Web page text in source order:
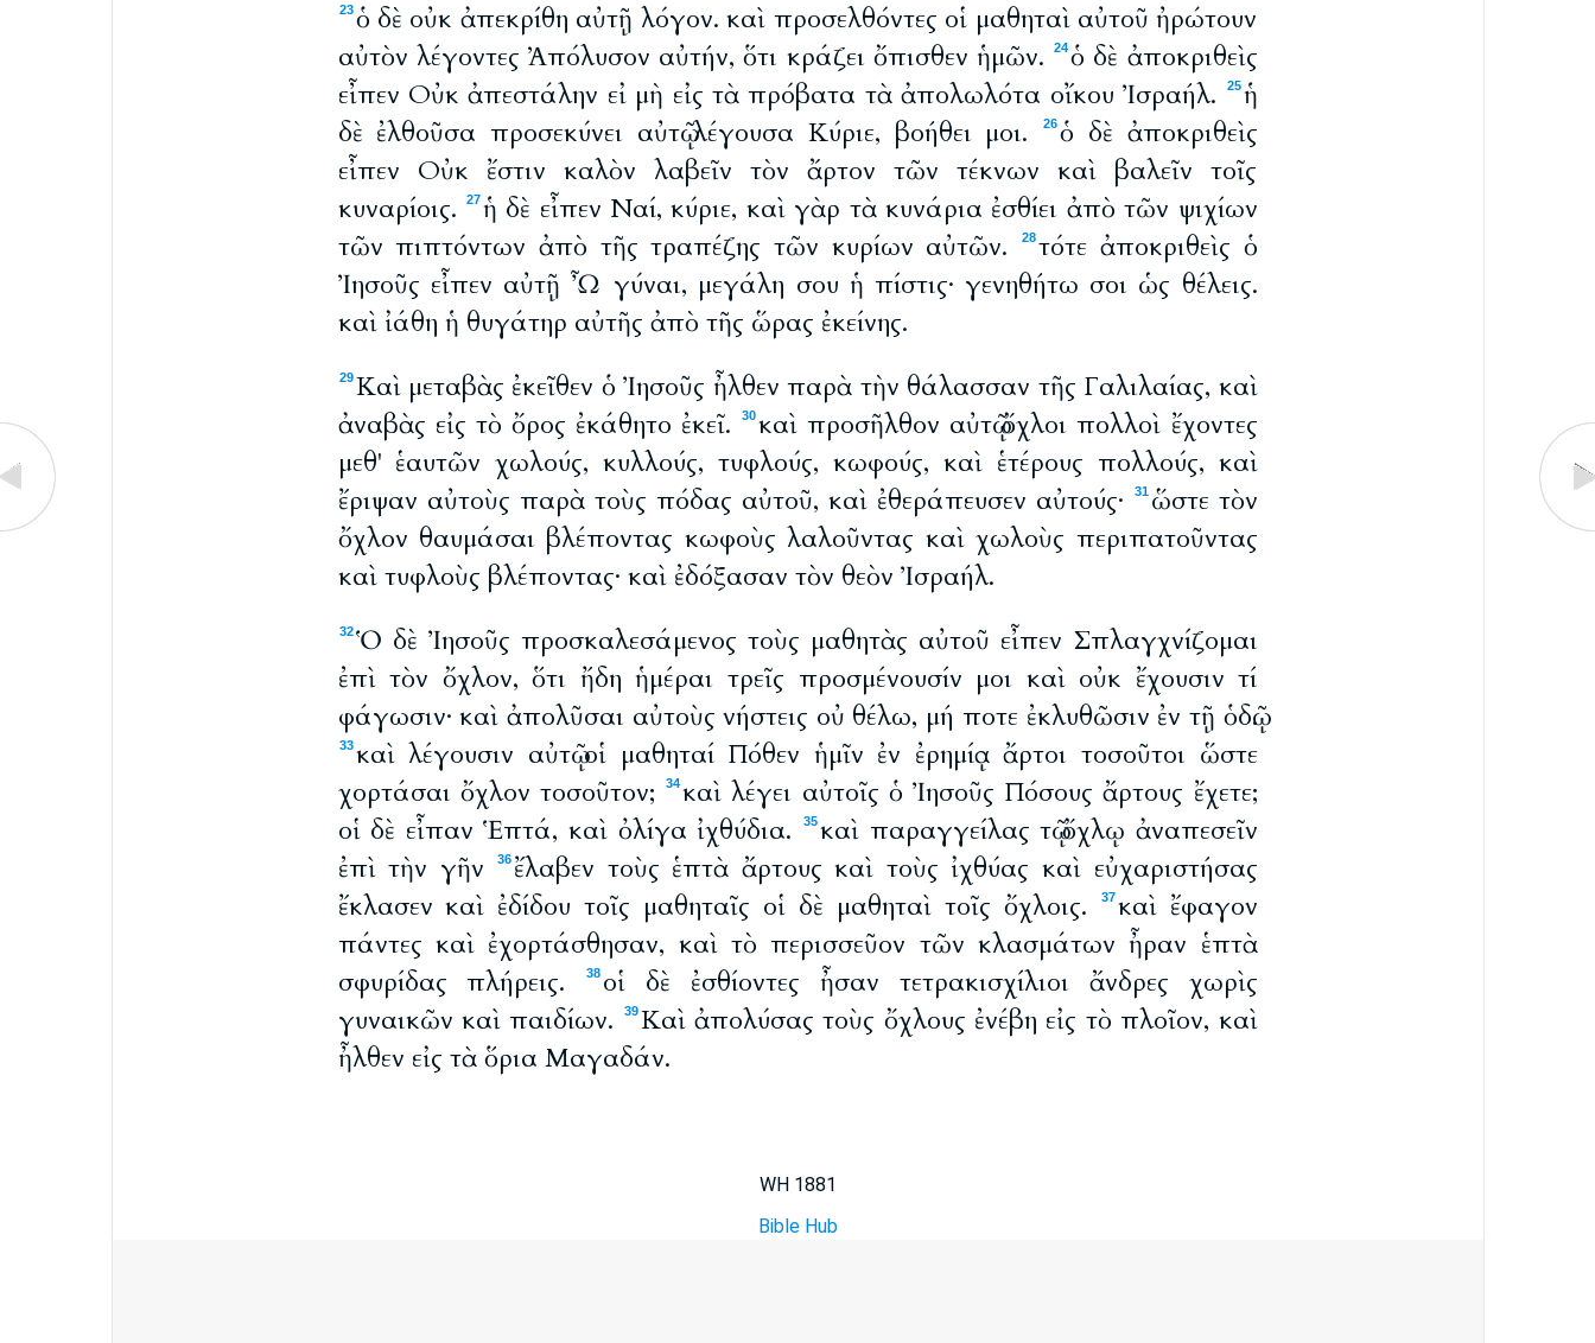
23 ὁ δὲ οὐκ ἀπεκρίθη αὐτῇ λόγον. καὶ προσελθόντες οἱ μαθηταὶ αὐτοῦ ἠρώτουν
αὐτὸν λέγοντες Ἀπόλυσον αὐτήν, ὅτι κράζει ὄπισθεν ἡμῶν.
24ὁ δὲ ἀποκριθεὶς
εἶπεν Οὐκ ἀπεστάλην εἰ μὴ εἰς τὰ πρόβατα τὰ ἀπολωλότα οἴκου Ἰσραήλ.
25 ἡ
δὲ ἐλθοῦσα προσεκύνει αὐτῷ λέγουσα Κύριε, βοήθει μοι.
26ὁ δὲ ἀποκριθεὶς
εἶπεν Οὐκ ἔστιν καλὸν λαβεῖν τὸν ἄρτον τῶν τέκνων καὶ βαλεῖν τοῖς
κυναρίοις.
27ἡ δὲ εἶπεν Ναί, κύριε, καὶ γὰρ τὰ κυνάρια ἐσθίει ἀπὸ τῶν ψιχίων
τῶν πιπτόντων ἀπὸ τῆς τραπέζης τῶν κυρίων αὐτῶν.
28τότε ἀποκριθεὶς ὁ
Ἰησοῦς εἶπεν αὐτῇ Ὦ γύναι, μεγάλη σου ἡ πίστις· γενηθήτω σοι ὡς θέλεις.
καὶ ἰάθη ἡ θυγάτηρ αὐτῆς ἀπὸ τῆς ὥρας ἐκείνης.
29 Καὶ μεταβὰς ἐκεῖθεν ὁ Ἰησοῦς ἦλθεν παρὰ τὴν θάλασσαν τῆς Γαλιλαίας, καὶ
ἀναβὰς εἰς τὸ ὄρος ἐκάθητο ἐκεῖ.
30καὶ προσῆλθον αὐτῷ ὄχλοι πολλοὶ ἔχοντες
μεθ' ἑαυτῶν χωλούς, κυλλούς, τυφλούς, κωφούς, καὶ ἑτέρους πολλούς, καὶ
ἔριψαν αὐτοὺς παρὰ τοὺς πόδας αὐτοῦ, καὶ ἐθεράπευσεν αὐτούς·
31 ὥστε τὸν
ὄχλον θαυμάσαι βλέποντας κωφοὺς λαλοῦντας καὶ χωλοὺς περιπατοῦντας
καὶ τυφλοὺς βλέποντας· καὶ ἐδόξασαν τὸν θεὸν Ἰσραήλ.
32 Ὁ δὲ Ἰησοῦς προσκαλεσάμενος τοὺς μαθητὰς αὐτοῦ εἶπεν Σπλαγχνίζομαι
ἐπὶ τὸν ὄχλον, ὅτι ἤδη ἡμέραι τρεῖς προσμένουσίν μοι καὶ οὐκ ἔχουσιν τί
φάγωσιν· καὶ ἀπολῦσαι αὐτοὺς νήστεις οὐ θέλω, μή ποτε ἐκλυθῶσιν ἐν τῇ ὁδῷ.
33 καὶ λέγουσιν αὐτῷ οἱ μαθηταί Πόθεν ἡμῖν ἐν ἐρημίᾳ ἄρτοι τοσοῦτοι ὥστε
χορτάσαι ὄχλον τοσοῦτον;
34καὶ λέγει αὐτοῖς ὁ Ἰησοῦς Πόσους ἄρτους ἔχετε;
οἱ δὲ εἶπαν Ἑπτά, καὶ ὀλίγα ἰχθύδια.
35καὶ παραγγείλας τῷ ὄχλῳ ἀναπεσεῖν
ἐπὶ τὴν γῆν
36 ἔλαβεν τοὺς ἑπτὰ ἄρτους καὶ τοὺς ἰχθύας καὶ εὐχαριστήσας
ἔκλασεν καὶ ἐδίδου τοῖς μαθηταῖς οἱ δὲ μαθηταὶ τοῖς ὄχλοις.
37 καὶ ἔφαγον
πάντες καὶ ἐχορτάσθησαν, καὶ τὸ περισσεῦον τῶν κλασμάτων ἦραν ἑπτὰ
σφυρίδας πλήρεις.
38 οἱ δὲ ἐσθίοντες ἦσαν τετρακισχίλιοι ἄνδρες χωρὶς
γυναικῶν καὶ παιδίων.
39 Καὶ ἀπολύσας τοὺς ὄχλους ἐνέβη εἰς τὸ πλοῖον, καὶ
ἦλθεν εἰς τὰ ὅρια Μαγαδάν.
WH 1881
Bible Hub